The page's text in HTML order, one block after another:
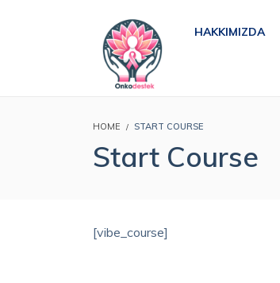
HAKKIMIZDA
HOME START COURSE
Start Course
[vibe_course]